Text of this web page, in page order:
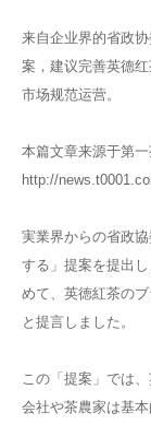
来自企业界的省政
案，建议完善英德
市场规范运营。
本篇文章来源于第
http://
実業界からの省政
する」提案を提出
めて、英徳紅茶の
と提言しました。
この「提案」では
会社や茶農家は基